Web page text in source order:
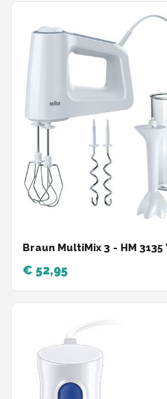
Braun MultiMix 3 - HM
€ 52,95